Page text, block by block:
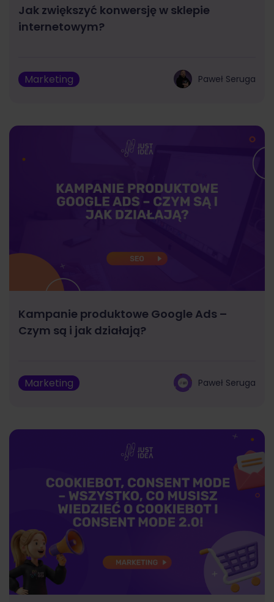
Jak zwiększyć konwersję w sklepie
internetowym?
Marketing Paweł Seruga
Kampanie produktowe Google Ads –
Czym są i jak działają?
Marketing Paweł Seruga